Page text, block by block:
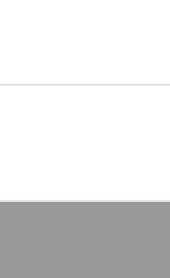
allow public
to different
between: